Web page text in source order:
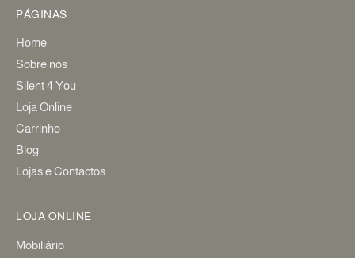
PÁGINAS
Home
Sobre nós
Silent 4 You
Loja Online
Carrinho
Blog
Lojas e Contactos
LOJA ONLINE
Mobiliário